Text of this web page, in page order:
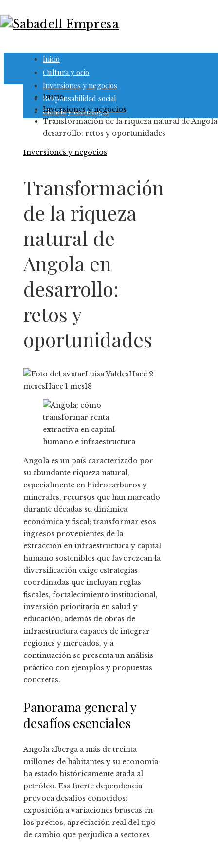
Inicio
Cultura y ocio
Inversiones y negocios
Responsabilidad social
Ciencia y tecnología
Inicio
Inversiones y negocios
Transformación de la riqueza natural de Angola
desarrollo: retos y oportunidades
Inversiones y negocios
Transformación
de la riqueza
natural de
Angola en
desarrollo:
retos y
oportunidades
Luisa ValdesHace 2
mesesHace 1 mes18
Angola es un país caracterizado por
su abundante riqueza natural,
especialmente en hidrocarburos y
minerales, recursos que han marcado
durante décadas su dinámica
económica y fiscal; transformar esos
ingresos provenientes de la
extracción en infraestructura y capital
humano sostenibles que favorezcan la
diversificación exige estrategias
coordinadas que incluyan reglas
fiscales, fortalecimiento institucional,
inversión prioritaria en salud y
educación, además de obras de
infraestructura capaces de integrar
regiones y mercados, y a
continuación se presenta un análisis
práctico con ejemplos y propuestas
concretas.
Panorama general y
desafíos esenciales
Angola alberga a más de treinta
millones de habitantes y su economía
ha estado históricamente atada al
petróleo. Esa fuerte dependencia
provoca desafíos conocidos:
exposición a variaciones bruscas en
los precios, apreciación real del tipo
de cambio que perjudica a sectores